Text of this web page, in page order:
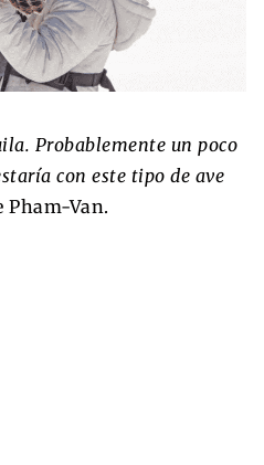
Probablemente un poco
con este tipo de ave
Pham-Van.